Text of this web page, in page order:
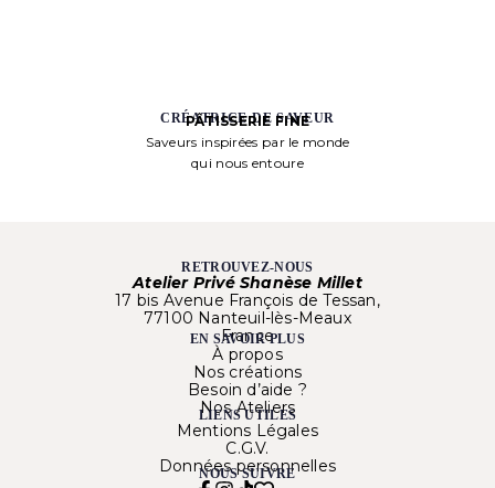
CRÉATRICE DE SAVEUR
PÂTISSERIE FINE
Saveurs inspirées par le monde
qui nous entoure
RETROUVEZ-NOUS
Atelier Privé Shanèse Millet
17 bis Avenue François de Tessan,
77100 Nanteuil-lès-Meaux
France
EN SAVOIR PLUS
À propos
Nos créations
Besoin d’aide ?
Nos Ateliers
LIENS UTILES
Mentions Légales
C.G.V.
Données personnelles
NOUS SUIVRE